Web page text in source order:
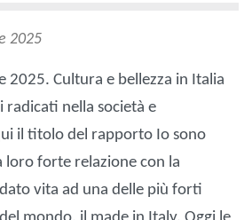
2025
2025. Cultura e bellezza in Italia
nella società e
il titolo del rapporto Io sono
loro forte relazione con la
vita ad una delle più forti